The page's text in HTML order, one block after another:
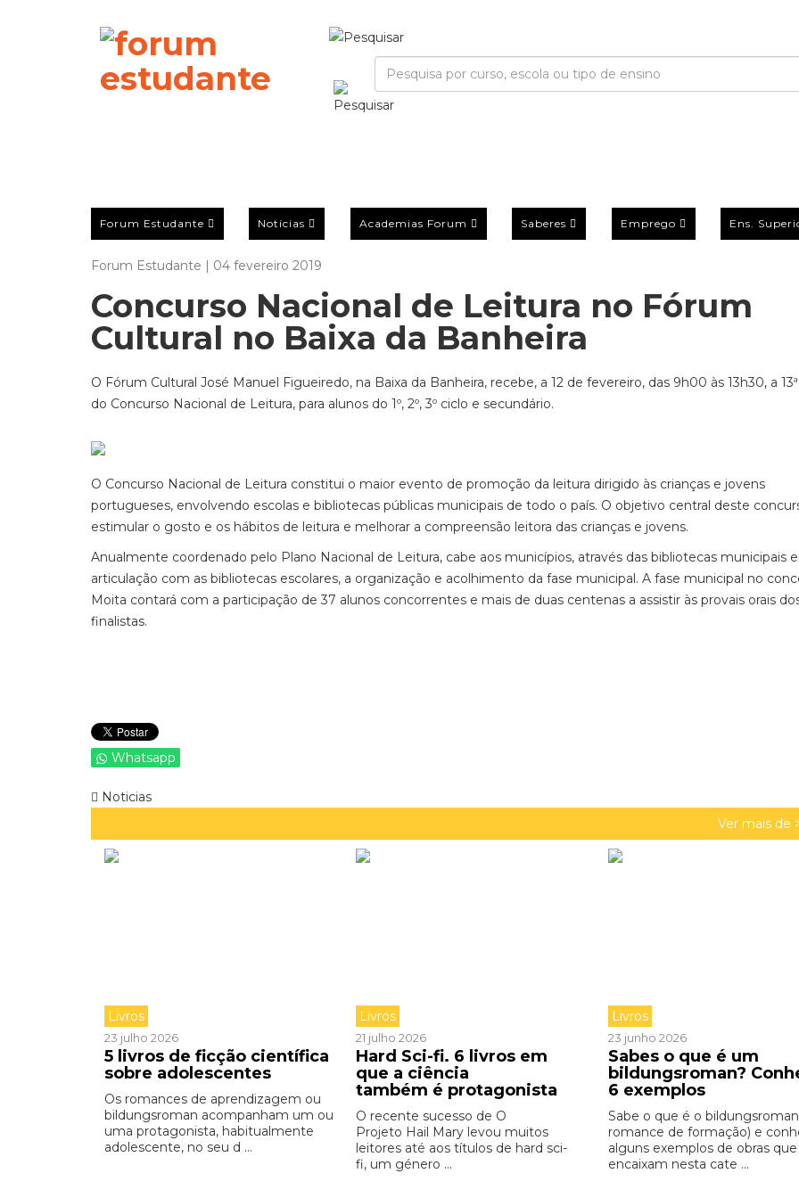
Forum Estudante Notícias Academias Forum Saberes Emprego Ens.
Forum Estudante | 04 fevereiro 2019
Concurso Nacional de Leitura no Fórum
Cultural no Baixa da Banheira
O Fórum Cultural José Manuel Figueiredo, na Baixa da Banheira, recebe, a 12 de fevereiro, das 9h00 às 13h30, a
do Concurso Nacional de Leitura, para alunos do 1º, 2º, 3º ciclo e secundário.
O Concurso Nacional de Leitura constitui o maior evento de promoção da leitura dirigido às crianças e jovens
portugueses, envolvendo escolas e bibliotecas públicas municipais de todo o país. O objetivo central deste
estimular o gosto e os hábitos de leitura e melhorar a compreensão leitora das crianças e jovens.
Anualmente coordenado pelo Plano Nacional de Leitura, cabe aos municípios, através das bibliotecas municipais
articulação com as bibliotecas escolares, a organização e acolhimento da fase municipal. A fase municipal no
Moita contará com a participação de 37 alunos concorrentes e mais de duas centenas a assistir às provais orais
finalistas.
Whatsapp
Noticias
Ver mais de
Livros
23 julho 2026
5 livros de ficção científica
sobre adolescentes
Os romances de aprendizagem ou
bildungsroman acompanham um ou
uma protagonista, habitualmente
adolescente, no seu d ...
Livros
21 julho 2026
Hard Sci-fi. 6 livros em
que a ciência
também é protagonista
O recente sucesso de O
Projeto Hail Mary levou muitos
leitores até aos títulos de hard sci-
fi, um género ...
Livros
23 junho 2026
Sabes o que é um
bildungsroman?
6 exemplos
Sabe o que é o
romance de formação) e
alguns exemplos de obras que
encaixam nesta cate ...